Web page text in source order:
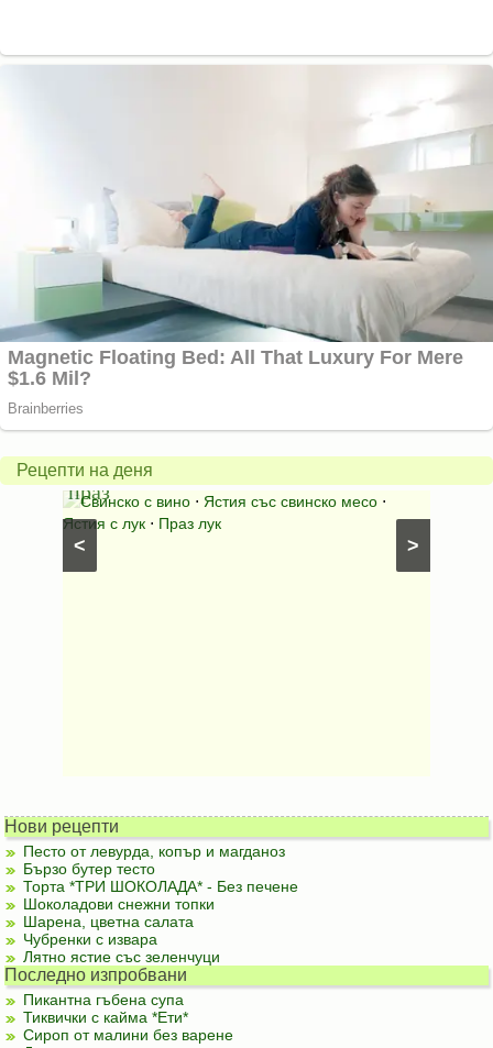
Рецепти на деня
>
<
Свинско
с
праз
Свинско с вино ⋅ Ястия със свинско месо ⋅
Ястия с лук ⋅ Праз лук
с
яйца
Нови рецепти
Песто от левурда, копър и магданоз
Бързо бутер тесто
Торта *ТРИ ШОКОЛАДА* - Без печене
Шоколадови снежни топки
Шарена, цветна салата
Чубренки с извара
Лятно ястие със зеленчуци
Последно изпробвани
Пикантна гъбена супа
Тиквички с кайма *Ети*
Сироп от малини без варене